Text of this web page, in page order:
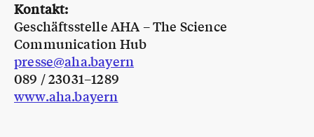
Kontakt:
Geschäftsstelle AHA – The Science
Communication Hub
presse@aha.bayern
089 / 23031–1289
www.aha.bayern